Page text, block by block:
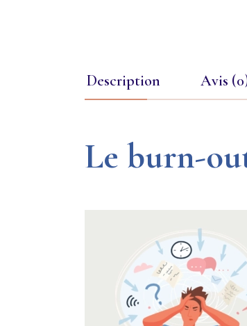
Description Avis
Le burn-